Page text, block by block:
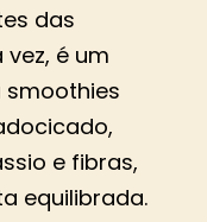
das
é um
e fibras,
equilibrada.